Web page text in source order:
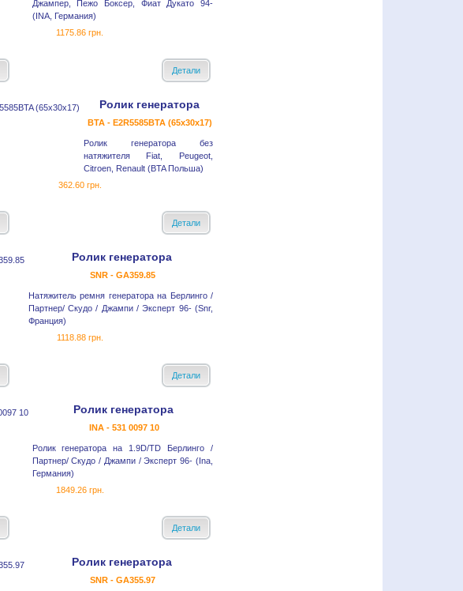
Джампер, Пежо Боксер, Фиат Дукато 94-
(INA, Германия)
1175.86 грн.
Детали
Ролик генератора
BTA - E2R5585BTA (65x30x17)
Ролик генератора без
натяжителя Fiat, Peugeot,
Citroen, Renault (BTA Польша)
362.60 грн.
Детали
Ролик генератора
SNR - GA359.85
Натяжитель ремня генератора на Берлинго /
Партнер/ Скудо / Джампи / Эксперт 96- (Snr,
Франция)
1118.88 грн.
Детали
Ролик генератора
INA - 531 0097 10
Ролик генератора на 1.9D/TD Берлинго /
Партнер/ Скудо / Джампи / Эксперт 96- (Ina,
Германия)
1849.26 грн.
Детали
Ролик генератора
SNR - GA355.97